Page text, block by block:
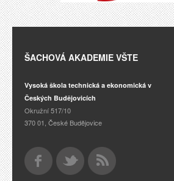
ŠACHOVÁ AKADEMIE VŠTE
Vysoká škola technická a ekonomická v
Českých Budějovicích
Okružní 517/10
370 01, České Budějovice